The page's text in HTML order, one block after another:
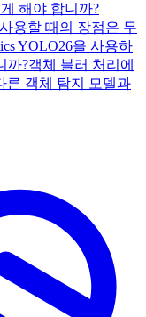
해야 합니까?
용할 때의 장점은 무
YOLO26을 사용하
까?객체 블러 처리에
른 객체 탐지 모델과